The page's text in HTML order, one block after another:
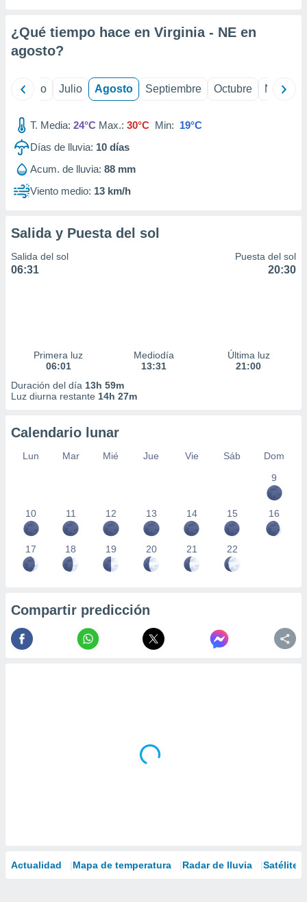
e
de
¿Qué tiempo hace en Virginia - NE en
agosto?
Junio Julio Agosto Septiembre Octubre
T. Media: 24°C Max.: 30°C Min: 19°C
Días de lluvia: 10 días
Acum. de lluvia: 88 mm
Viento medio: 13 km/h
Salida y Puesta del sol
Salida del sol
06:31
Puesta del sol
20:30
Primera luz
06:01
Mediodía
13:31
Última luz
21:00
Duración del día 13h 59m
Luz diurna restante 14h 27m
Calendario lunar
Lun Mar Mié Jue Vie Sáb
Dom
9
10 11 12 13 14 15 16
17 18 19 20 21 22
Compartir predicción
Actualidad Mapa de temperatura Radar de lluvia Satélites